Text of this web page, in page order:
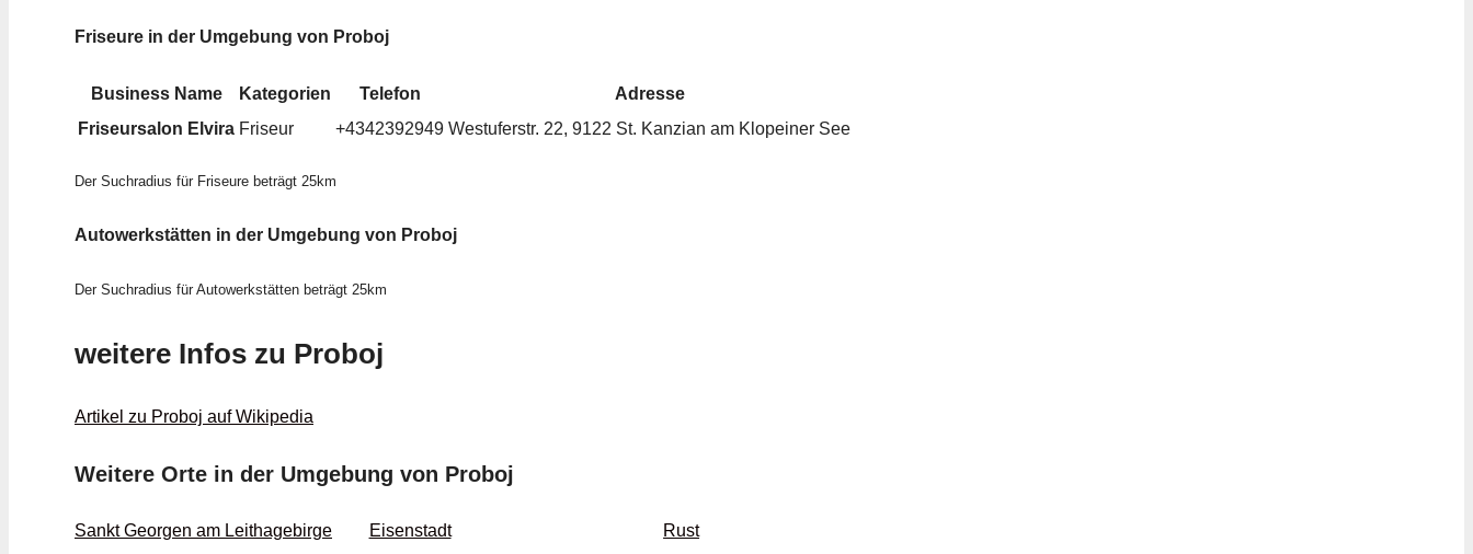
Friseure in der Umgebung von Proboj
Business Name Kategorien Telefon
Adresse
Friseursalon Elvira Friseur +4342392949 Westuferstr. 22, 9122 St. Kanzian am Klopeiner See
Der Suchradius für Friseure beträgt 25km
Autowerkstätten in der Umgebung von Proboj
Der Suchradius für Autowerkstätten beträgt 25km
weitere Infos zu Proboj
Artikel zu Proboj auf Wikipedia
Weitere Orte in der Umgebung von Proboj
Sankt Georgen am Leithagebirge Eisenstadt Rust